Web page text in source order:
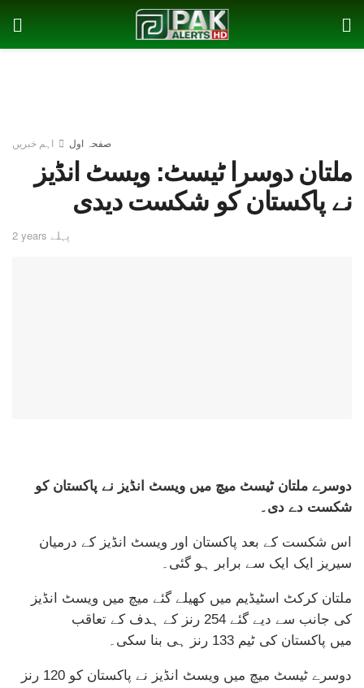
صفحہ اول اہم خبریں
ملتان دوسرا ٹیسٹ: ویسٹ انڈیز
نے پاکستان کو شکست دیدی
2 years پہلے
دوسرے ملتان ٹیسٹ میچ میں ویسٹ انڈیز نے پاکستان کو
شکست دے دی۔
اس شکست کے بعد پاکستان اور ویسٹ انڈیز کے درمیان
سیریز ایک ایک سے برابر ہو گئی۔
ملتان کرکٹ اسٹیڈیم میں کھیلے گئے میچ میں ویسٹ انڈیز
کی جانب سے دیے گئے 254 رنز کے ہدف کے تعاقب
میں پاکستان کی ٹیم 133 رنز ہی بنا سکی۔
دوسرے ٹیسٹ میچ میں ویسٹ انڈیز نے پاکستان کو 120 رنز